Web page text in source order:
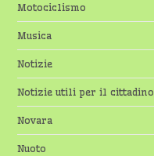
Motociclismo
Musica
Notizie
Notizie utili per il cittadino
Novara
Nuoto